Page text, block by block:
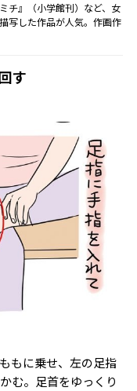
チ』（小学館刊）など、女
写した作品が人気。作画作
す
もに乗せ、左の足指
む。足首をゆっくり